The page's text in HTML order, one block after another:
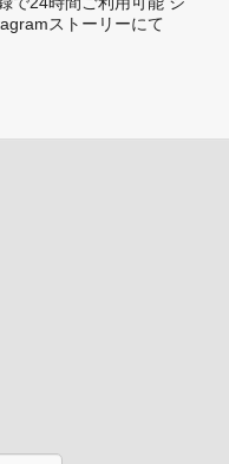
ストーリーにて